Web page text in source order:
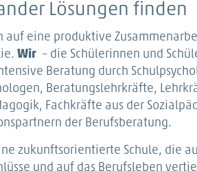
Lösungen finden
auf eine produktive
Wir – die Schülerinnen und
Beratung durch
Beratungslehrkräfte,
Fachkräfte aus der
der Berufsberatung.
zukunftsorientierte Schule, die
und auf das Berufsleben